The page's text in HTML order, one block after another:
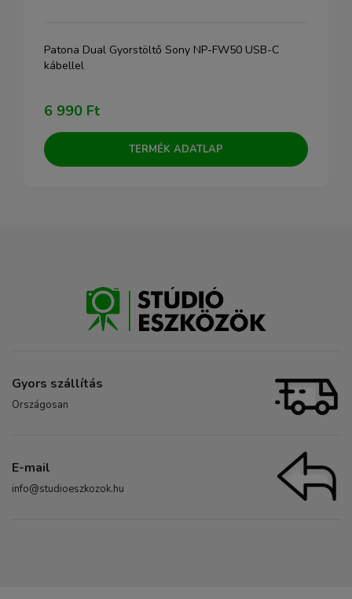
Patona Dual Gyorstöltő Sony NP-FW50 USB-C
kábellel
6 990 Ft
TERMÉK ADATLAP
Gyors szállítás
Országosan
E-mail
info@studioeszkozok.hu